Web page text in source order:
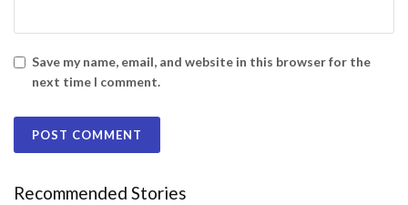
Save my name, email, and website in this browser for the
next time I comment.
Recommended Stories